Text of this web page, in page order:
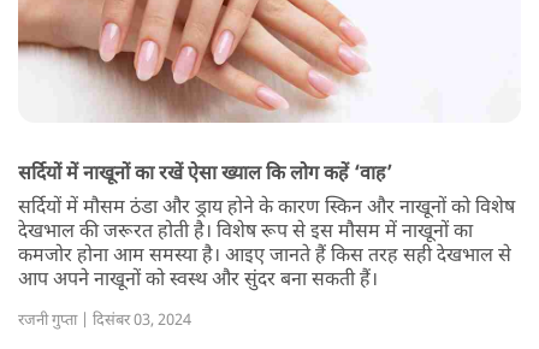
सर्दियों में नाखूनों का रखें ऐसा ख्याल कि लोग कहें ‘वाह’
सर्दियों में मौसम ठंडा और ड्राय होने के कारण स्किन और नाखूनों को विशेष
देखभाल की जरूरत होती है। विशेष रूप से इस मौसम में नाखूनों का
कमजोर होना आम समस्या है। आइए जानते हैं किस तरह सही देखभाल से
आप अपने नाखूनों को स्वस्थ और सुंदर बना सकती हैं।
रजनी गुप्ता | दिसंबर 03, 2024